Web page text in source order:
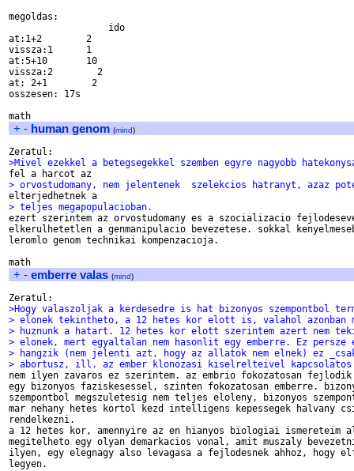
megoldas:
                  ido
at:1+2        2
vissza:1      1
at:5+10       10
vissza:2        2
at: 2+1        2
osszesen: 17s
+ - human genom (mind)
>Mivel ezekkel a betegsegekkel szemben egyre nagyobb
> orvostudomany, nem jelentenek  szelekcios hatranyt, azaz
> teljes megapopulacioban.
ezert szerintem az orvostudomany es a szocializacio
elkerulhetetlen a genmanipulacio bevezetese. sokkal
leromlo genom technikai kompenzacioja.
+ - emberre valas (mind)
>Hogy valaszoljak a kerdesedre is hat bizonyos szempontbol
> elonek tekintheto, a 12 hetes kor elott is, valahol azonban
> huznunk a hatart. 12 hetes kor elott szerintem azert nem
> elonek, mert egyaltalan nem hasonlit egy emberre. Ez persze
> hangzik (nem jelenti azt, hogy az allatok nem elnek) ez
> abortusz, ill. az ember klonozasi kiselrelteivel
nem ilyen zavaros ez szerintem. az embrio fokozatosan
egy bizonyos faziskesessel, szinten fokozatosan emberre.
szempontbol megszuletesig nem teljes eloleny, bizonyos
mar nehany hetes kortol kezd intelligens kepessegek halvany
rendelkezni.
a 12 hetes kor, amennyire az en hianyos biologiai ismereteim
megitelheto egy olyan demarkacios vonal, amit muszaly
ilyen, egy elegnagy also levagasa a fejlodesnek ahhoz, hogy
legyen.